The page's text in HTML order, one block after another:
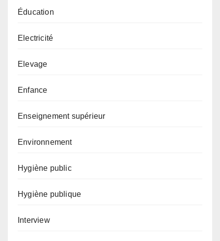
Éducation
Electricité
Elevage
Enfance
Enseignement supérieur
Environnement
Hygiène public
Hygiène publique
Interview